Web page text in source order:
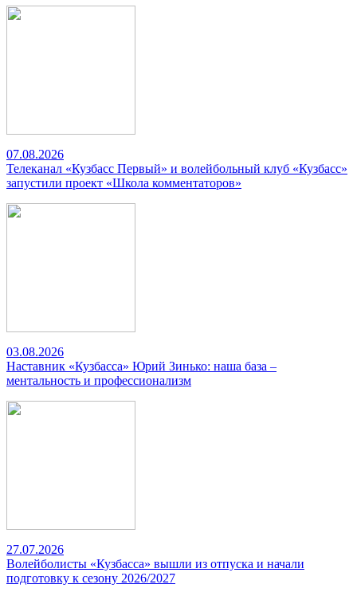
07.08.2026
Телеканал «Кузбасс Первый» и волейбольный клуб «Кузбасс»
запустили проект «Школа комментаторов»
03.08.2026
Наставник «Кузбасса» Юрий Зинько: наша база –
ментальность и профессионализм
27.07.2026
Волейболисты «Кузбасса» вышли из отпуска и начали
подготовку к сезону 2026/2027